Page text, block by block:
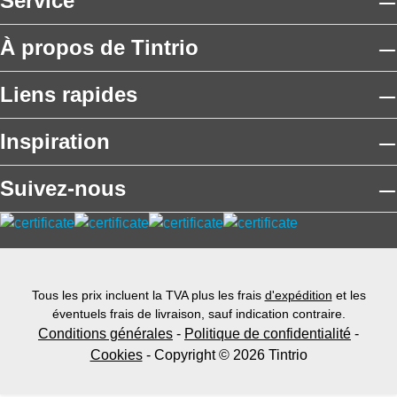
À propos de Tintrio
Liens rapides
Inspiration
Suivez-nous
Tous les prix incluent la TVA plus les frais d'expédition et les
éventuels frais de livraison, sauf indication contraire.
Conditions générales - Politique de confidentialité -
Cookies- Copyright © 2026 Tintrio